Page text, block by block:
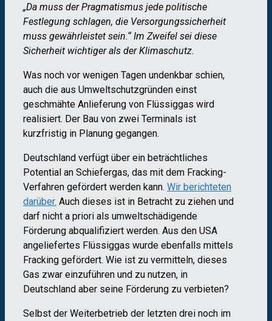
„Da muss der Pragmatismus jede politische
Festlegung schlagen, die Versorgungssicherheit
muss gewährleistet sein.“ Im Zweifel sei diese
Sicherheit wichtiger als der Klimaschutz.
Was noch vor wenigen Tagen undenkbar schien,
auch die aus Umweltschutzgründen einst
geschmähte Anlieferung von Flüssiggas wird
realisiert. Der Bau von zwei Terminals ist
kurzfristig in Planung gegangen.
Deutschland verfügt über ein beträchtliches
Potential an Schiefergas, das mit dem Fracking-
Verfahren gefördert werden kann. Wir berichteten
darüber. Auch dieses ist in Betracht zu ziehen und
darf nicht a priori als umweltschädigende
Förderung abqualifiziert werden. Aus den USA
angeliefertes Flüssiggas wurde ebenfalls mittels
Fracking gefördert. Wie ist zu vermitteln, dieses
Gas zwar einzuführen und zu nutzen, in
Deutschland aber seine Förderung zu verbieten?
Selbst der Weiterbetrieb der letzten drei noch im